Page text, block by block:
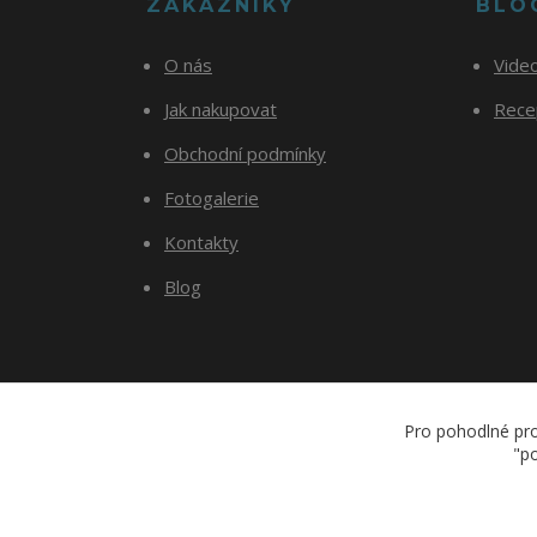
ZÁKAZNÍKY
O nás
Jak nakupovat
Obchodní podmínky
Fotogalerie
Kontakty
Blog
Pro pohodlné